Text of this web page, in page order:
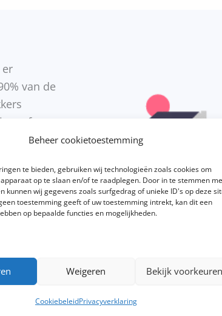
Beheer cookietoestemming
te bieden, gebruiken wij technologieën zoals cookies om
op te slaan en/of te raadplegen. Door in te stemmen
kunnen wij gegevens zoals surfgedrag of unieke ID's op deze
toestemming geeft of uw toestemming intrekt, kan dit een
op bepaalde functies en mogelijkheden.
Weigeren Bekijk voorkeuren
CookiebeleidPrivacyverklaring
van de
af te
en er zijn
voor een
op om
voor jou een